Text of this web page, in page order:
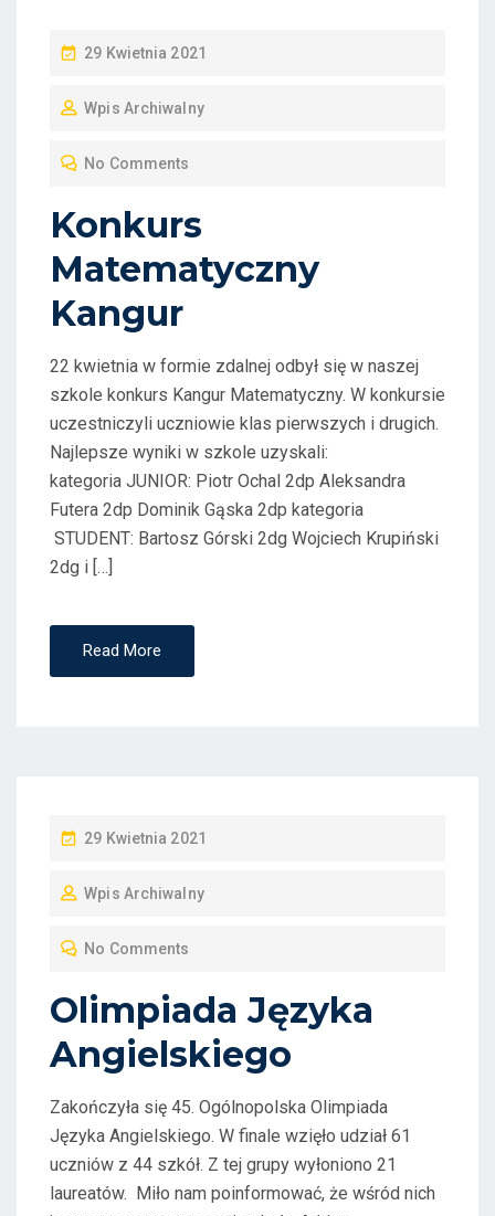
P
S
O
N
29 Kwietnia 2021
Wpis Archiwalny
No Comments
Konkurs
Matematyczny
Kangur
22 kwietnia w formie zdalnej odbył się w naszej
szkole konkurs Kangur Matematyczny. W konkursie
uczestniczyli uczniowie klas pierwszych i drugich.
Najlepsze wyniki w szkole uzyskali:
kategoria JUNIOR: Piotr Ochal 2dp Aleksandra
Futera 2dp Dominik Gąska 2dp kategoria
STUDENT: Bartosz Górski 2dg Wojciech Krupiński
2dg i […]
Read More
P
S
O
N
29 Kwietnia 2021
Wpis Archiwalny
No Comments
Olimpiada Języka
Angielskiego
Zakończyła się 45. Ogólnopolska Olimpiada
Języka Angielskiego. W finale wzięło udział 61
uczniów z 44 szkół. Z tej grupy wyłoniono 21
laureatów. Miło nam poinformować, że wśród nich